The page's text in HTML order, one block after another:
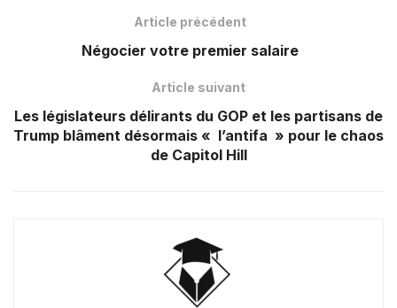
Article précédent
Négocier votre premier salaire
Article suivant
Les législateurs délirants du GOP et les partisans de
Trump blâment désormais « l’antifa » pour le chaos
de Capitol Hill